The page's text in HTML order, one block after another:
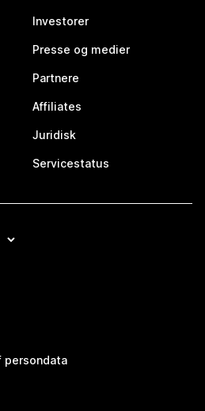
Investorer
Presse og medier
Partnere
Affiliates
Juridisk
Servicestatus
persondata